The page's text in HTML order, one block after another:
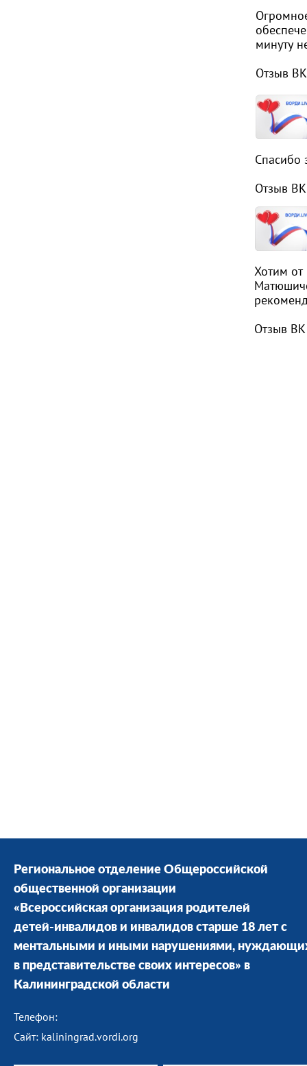
минуту
Отзыв ВК
Спасибо
Отзыв ВК
Хотим от
Отзыв ВК
Региональное отделение Общероссийской
общественной организации
«Всероссийская организация родителей
детей-инвалидов и инвалидов старше 18 лет с
ментальными и иными нарушениями,
в представительстве своих интересов» в
Калининградской области
Телефон:
Сайт: kaliningrad.vordi.org